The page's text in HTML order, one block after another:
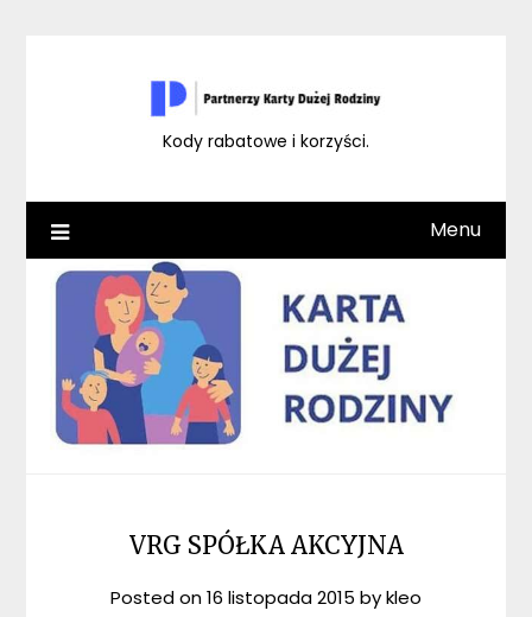
Kody rabatowe i korzyści.
Menu
VRG SPÓŁKA AKCYJNA
Posted on16 listopada 2015 bykleo